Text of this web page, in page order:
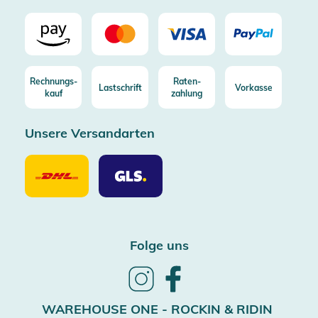
Rechnungs-
kauf
Lastschrift
Raten-
zahlung
Vorkasse
Unsere Versandarten
Unsere
Versandarten
DHL
Unsere
Versandarten
GLS
Folge uns
Follow
InstagramFacebook
WAREHOUSE ONE - ROCKIN & RIDIN